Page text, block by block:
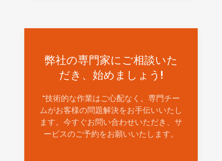
弊社の専門家にご相談いた
だき、始めましょう!
"技術的な作業はご心配なく。専門チー
ムがお客様の問題解決をお手伝いいたし
ます。今すぐお問い合わせいただき、サ
ービスのご予約をお願いいたします。